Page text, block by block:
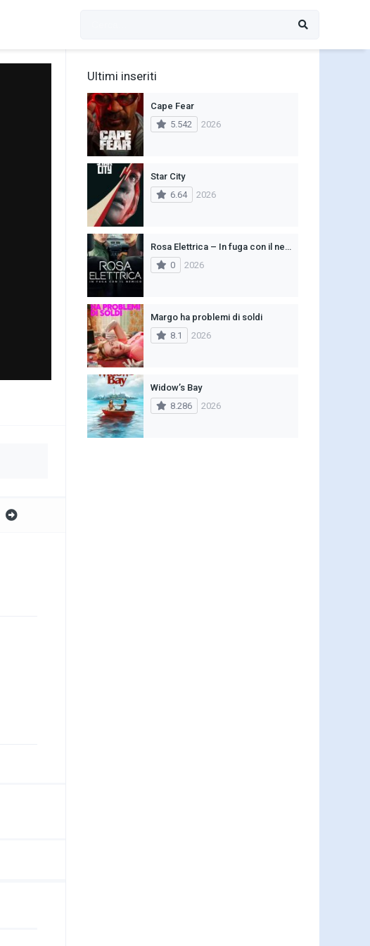
Ultimi inseriti
Cape Fear
5.542
2026
Star City
6.64
2026
Rosa Elettrica – In fuga con il nemico
0
2026
Margo ha problemi di soldi
8.1
2026
Widow’s Bay
8.286
2026